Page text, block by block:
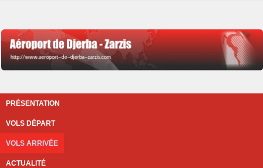
PRÉSENTATION
VOLS DÉPART
VOLS ARRIVÉE
ACTUALITÉ